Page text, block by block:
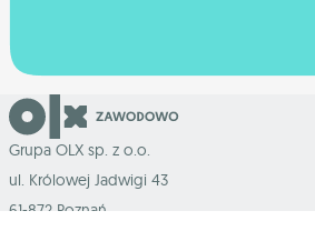
Grupa OLX sp. z o.o.
ul. Królowej Jadwigi 43
61-872 Poznań